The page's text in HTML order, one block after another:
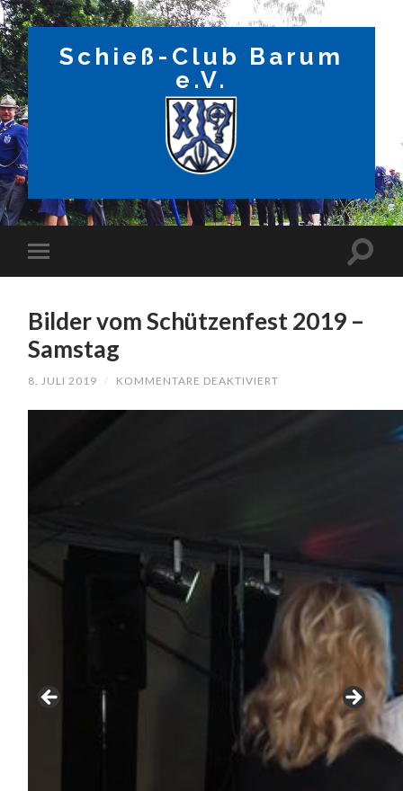
Schieß-Club Barum
e.V.
Bilder vom Schützenfest 2019 –
Samstag
8. JULI 2019 / KOMMENTARE DEAKTIVIERT